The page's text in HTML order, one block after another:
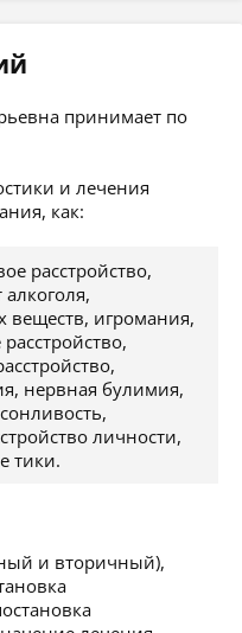
принимает по
и лечения
как:
расстройство,
веществ, игромания,
нервная булимия,
личности,
тики.
и вторичный),